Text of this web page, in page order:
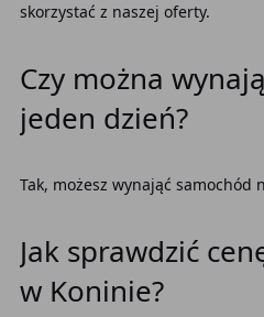
skorzystać z naszej oferty.
Czy można
jeden dzień?
Tak, możesz wynająć samochód
Jak sprawdzić
w Koninie?